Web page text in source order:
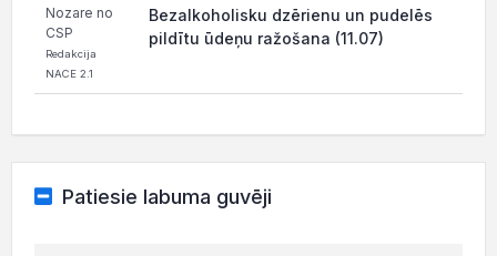
Nozare no
CSP
Redakcija
NACE 2.1
Bezalkoholisku dzērienu un pudelēs
pildītu ūdeņu ražošana (11.07)
Patiesie labuma guvēji